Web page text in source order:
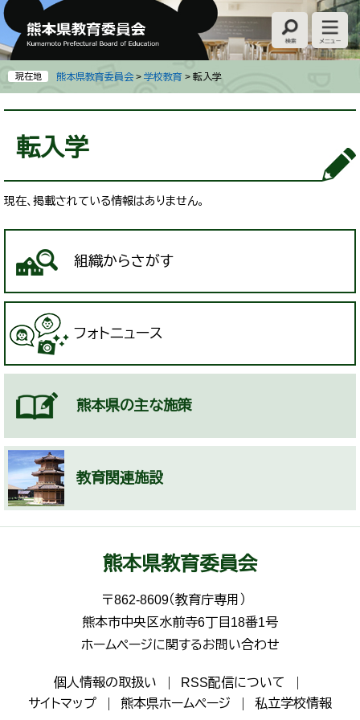
ペ
ー
ジ
の
先
頭
で
メ
ニ
ュ
ー
を
飛
ば
へ
現在地 熊本県教育委員会 > 学校教育 > 転入学
転入学
現在、掲載されている情報はありません。
組織からさがす
フォトニュース
熊本県の主な施策
教育関連施設
熊本県教育委員会
〒862-8609（教育庁専用）
熊本市中央区水前寺6丁目18番1号
ホームページに関するお問い合わせ
個人情報の取扱い
RSS配信について
サイトマップ
熊本県ホームページ 私立学校情報